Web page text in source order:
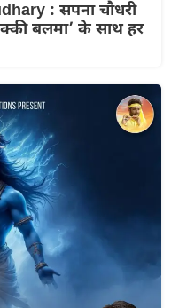
: सपना चौधरी
बलमा’ के साथ हर